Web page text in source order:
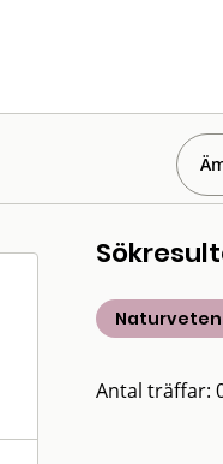
Antal träffar: